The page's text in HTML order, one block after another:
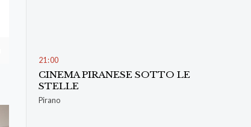
21 :00
CINEMA PIRANESE SOTTO LE
STELLE
Pirano